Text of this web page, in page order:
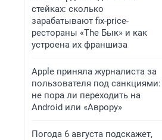
стейках: сколько
зарабатывают fix-price-
рестораны «The Бык» и как
устроена их франшиза
Apple приняла журналиста за
пользователя под санкциями:
не пора ли переходить на
Android или «Аврору»
Погода 6 августа подскажет,